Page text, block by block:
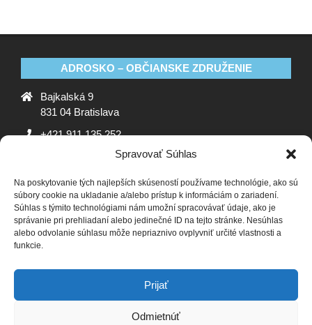
Spravovať Súhlas
Na poskytovanie tých najlepších skúseností používame technológie, ako sú
súbory cookie na ukladanie a/alebo prístup k informáciám o zariadení.
Súhlas s týmito technológiami nám umožní spracovávať údaje, ako je
správanie pri prehliadaní alebo jedinečné ID na tejto stránke. Nesúhlas
alebo odvolanie súhlasu môže nepriaznivo ovplyvniť určité vlastnosti a
funkcie.
Prijať
Odmietnúť
ADROSKO – OBČIANSKE ZDRUŽENIE
Bajkalská 9
831 04 Bratislava
+421 911 135 252
ADROSKO
Stanovy OZ Ochrana osobných údajov
Zásady
používania súborov cookie (EÚ)
Vyhlásenie o ochrane
osobných údajov (EU)
SLEDUJTE NÁS